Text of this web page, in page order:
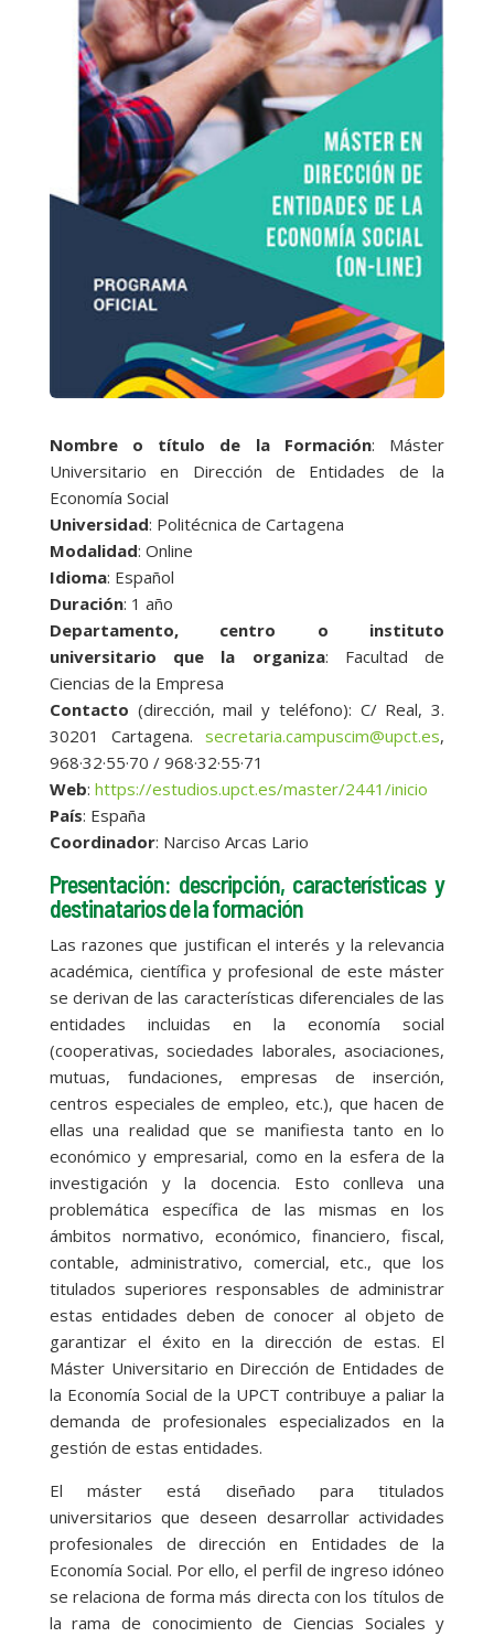
Nombre o título de la Formación: Máster
Universitario en Dirección de Entidades de la
Economía Social
Universidad: Politécnica de Cartagena
Modalidad: Online
Idioma: Español
Duración: 1 año
Departamento, centro o instituto
universitario que la organiza: Facultad de
Ciencias de la Empresa
Contacto (dirección, mail y teléfono): C/ Real, 3.
30201 Cartagena.secretaria.campuscim@upct.es,
968·32·55·70 / 968·32·55·71
Web: https://estudios.upct.es/master/2441/inicio
País: España
Coordinador: Narciso Arcas Lario
Presentación: descripción, características y
destinatarios de la formación
Las razones que justifican el interés y la relevancia
académica, científica y profesional de este máster
se derivan de las características diferenciales de las
entidades incluidas en la economía social
(cooperativas, sociedades laborales, asociaciones,
mutuas, fundaciones, empresas de inserción,
centros especiales de empleo, etc.), que hacen de
ellas una realidad que se manifiesta tanto en lo
económico y empresarial, como en la esfera de la
investigación y la docencia. Esto conlleva una
problemática específica de las mismas en los
ámbitos normativo, económico, financiero, fiscal,
contable, administrativo, comercial, etc., que los
titulados superiores responsables de administrar
estas entidades deben de conocer al objeto de
garantizar el éxito en la dirección de estas. El
Máster Universitario en Dirección de Entidades de
la Economía Social de la UPCT contribuye a paliar la
demanda de profesionales especializados en la
gestión de estas entidades.
El máster está diseñado para titulados
universitarios que deseen desarrollar actividades
profesionales de dirección en Entidades de la
Economía Social. Por ello, el perfil de ingreso idóneo
se relaciona de forma más directa con los títulos de
la rama de conocimiento de Ciencias Sociales y